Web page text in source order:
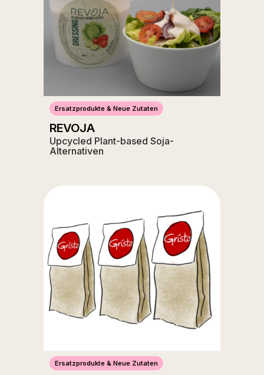
Ersatzprodukte & Neue Zutaten
REVOJA
Upcycled Plant-based Soja-
Alternativen
Ersatzprodukte & Neue Zutaten